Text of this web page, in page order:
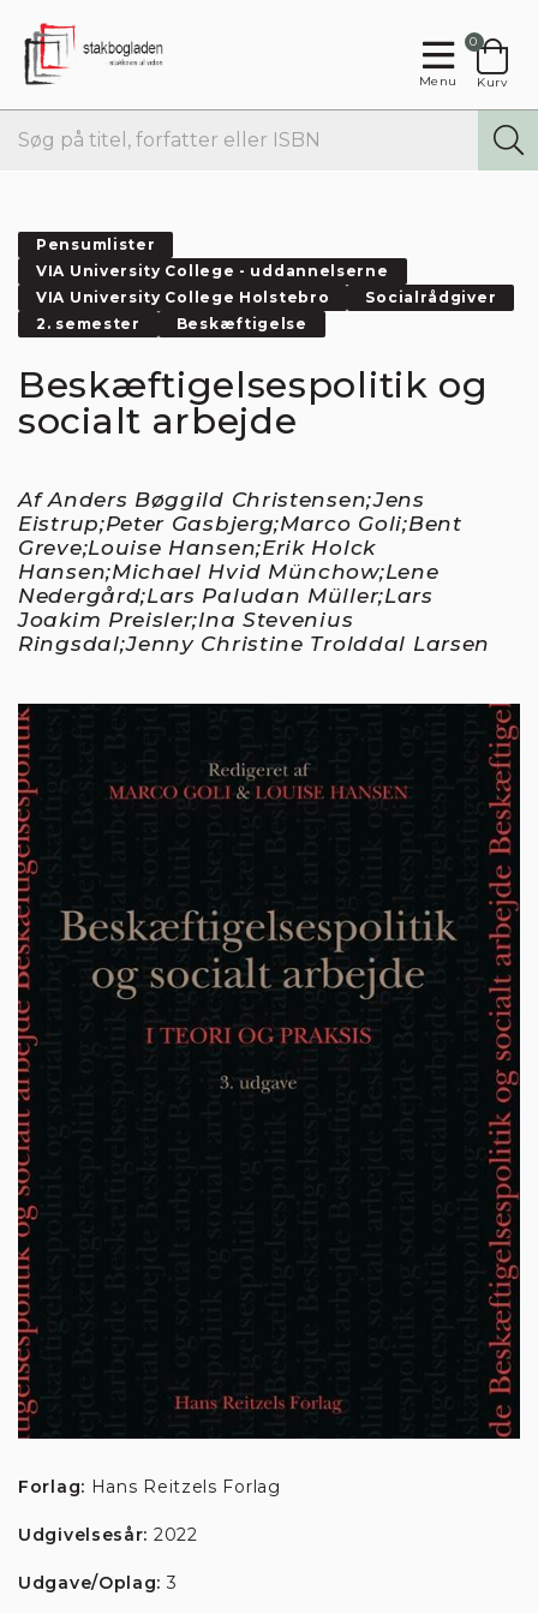
Menu
0
Kurv
Pensumlister
VIA University College - uddannelserne
VIA University College Holstebro
Socialrådgiver
2. semester
Beskæftigelse
Beskæftigelsespolitik og
socialt arbejde
Af Anders Bøggild Christensen;Jens
Eistrup;Peter Gasbjerg;Marco Goli;Bent
Greve;Louise Hansen;Erik Holck
Hansen;Michael Hvid Münchow;Lene
Nedergård;Lars Paludan Müller;Lars
Joakim Preisler;Ina Stevenius
Ringsdal;Jenny Christine Trolddal Larsen
Forlag: Hans Reitzels Forlag
Udgivelsesår: 2022
Udgave/Oplag:3